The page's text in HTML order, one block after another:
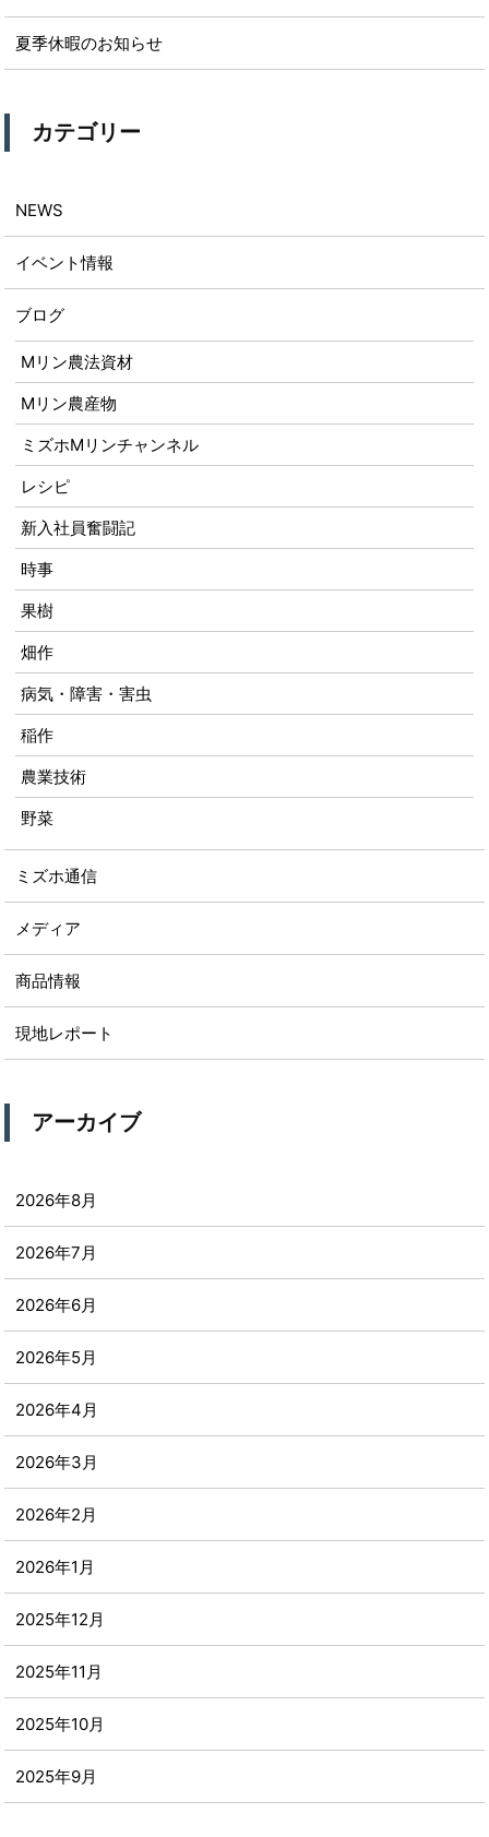
夏季休暇のお知らせ
カテゴリー
NEWS
イベント情報
ブログ
Mリン農法資材
Mリン農産物
ミズホMリンチャンネル
レシピ
新入社員奮闘記
時事
果樹
畑作
病気・障害・害虫
稲作
農業技術
野菜
ミズホ通信
メディア
商品情報
現地レポート
アーカイブ
2026年8月
2026年7月
2026年6月
2026年5月
2026年4月
2026年3月
2026年2月
2026年1月
2025年12月
2025年11月
2025年10月
2025年9月